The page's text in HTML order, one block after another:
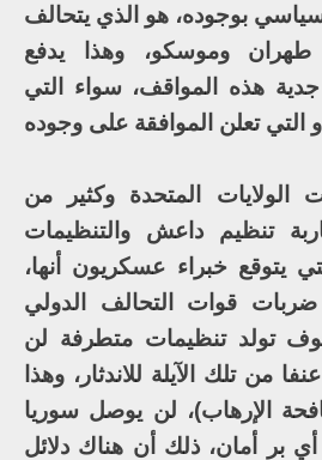
سياسي بوجوده، هو الذي يتحالف
وموسكو، وهذا يدفع
هذه المواقف، سواء التي
التي تعلن الموافقة على وجوده
الولايات المتحدة وكثير من
تنظيم داعش والتنظيمات
يتوقع خبراء عسكريون أنها،
قوات التحالف الدولي
تولد تنظيمات متطرفة لن
من تلك الآيلة للاندثار، وهذا
الإرهاب)، لن يوصل سوريا
بر أمان، ذلك أن هناك دلائل